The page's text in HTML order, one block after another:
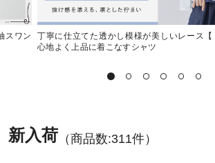
スワン
丁寧に仕立てた透かし模様が美しいレース【
心地よく上品に着こなすシャツ
新入荷 （商品数:311件）